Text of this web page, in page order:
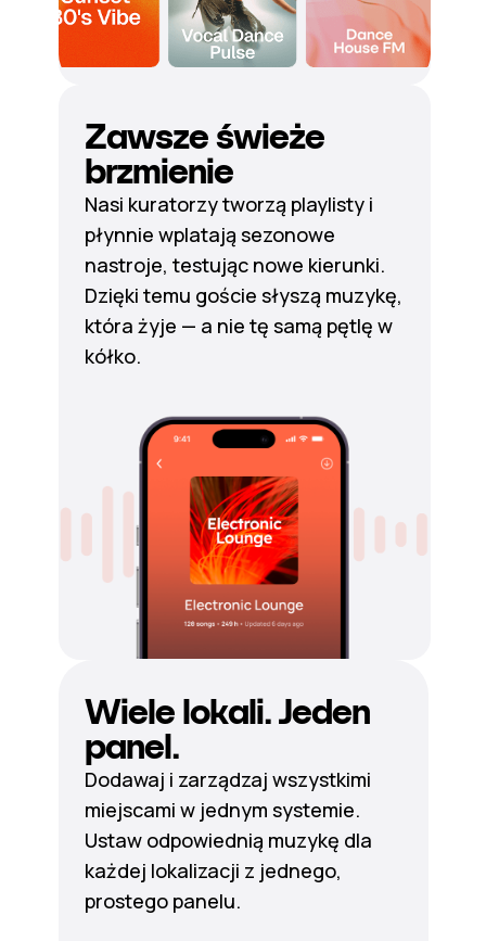
Zawsze świeże
brzmienie
Nasi kuratorzy tworzą playlisty i
płynnie wplatają sezonowe
nastroje, testując nowe kierunki.
Dzięki temu goście słyszą muzykę,
która żyje — a nie tę samą pętlę w
kółko.
Wiele lokali. Jeden
panel.
Dodawaj i zarządzaj wszystkimi
miejscami w jednym systemie.
Ustaw odpowiednią muzykę dla
każdej lokalizacji z jednego,
prostego panelu.